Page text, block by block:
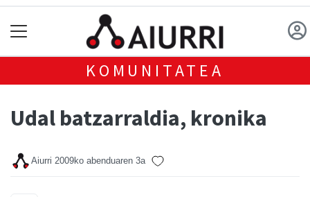
KOMUNITATEA
Udal batzarraldia, kronika
Aiurri 2009ko abenduaren 3a